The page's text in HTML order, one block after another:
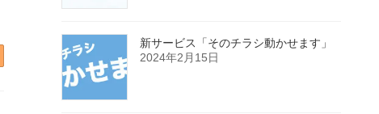
新サービス「そのチラシ動かせます」
2024年2月15日